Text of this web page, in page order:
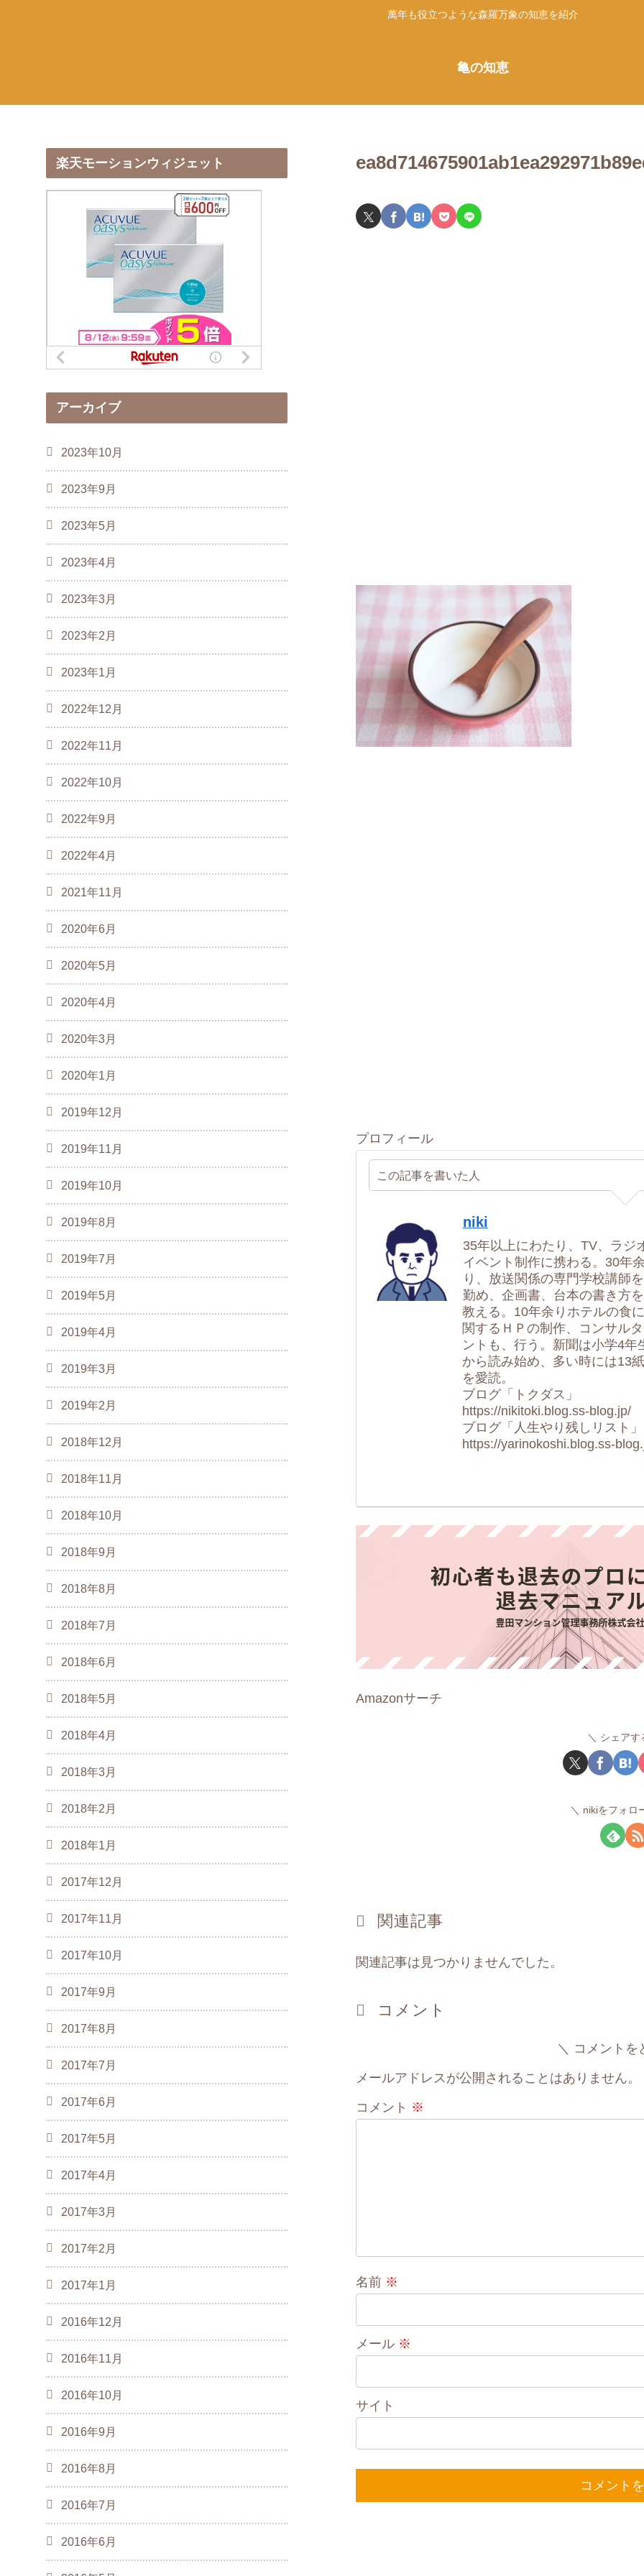
萬年も役立つような森羅万象の知恵を紹介
亀の知恵
プロフィール
この記事を書いた人
niki
35年以上にわたり、TV、ラジ
イベント制作に携わる。30年
り、放送関係の専門学校講師を
勤め、企画書、台本の書き方を
教える。10年余りホテルの食に
関するＨＰの制作、コンサルタ
ントも、行う。新聞は小学4年
から読み始め、多い時には13紙
を愛読。
ブログ「トクダス」
https://nikitoki.blog.ss-blog.jp/
ブログ「人生やり残しリスト」
https://yarinokoshi.blog.ss-
Amazonサーチ
シェアす
nikiをフォロ
関連記事
関連記事は見つかりませんでした。
コメント
コメント
メールアドレスが公開されることはありません。
コメント ※
名前 ※
メール ※
サイト
楽天モーションウィジェット
アーカイブ
2023年10月
2023年9月
2023年5月
2023年4月
2023年3月
2023年2月
2023年1月
2022年12月
2022年11月
2022年10月
2022年9月
2022年4月
2021年11月
2020年6月
2020年5月
2020年4月
2020年3月
2020年1月
2019年12月
2019年11月
2019年10月
2019年8月
2019年7月
2019年5月
2019年4月
2019年3月
2019年2月
2018年12月
2018年11月
2018年10月
2018年9月
2018年8月
2018年7月
2018年6月
2018年5月
2018年4月
2018年3月
2018年2月
2018年1月
2017年12月
2017年11月
2017年10月
2017年9月
2017年8月
2017年7月
2017年6月
2017年5月
2017年4月
2017年3月
2017年2月
2017年1月
2016年12月
2016年11月
2016年10月
2016年9月
2016年8月
2016年7月
2016年6月